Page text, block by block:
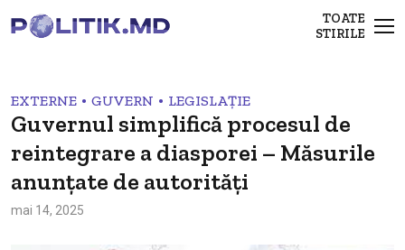
TOATE
STIRILE
EXTERNE • GUVERN • LEGISLAȚIE
Guvernul simplifică procesul de
reintegrare a diasporei – Măsurile
anunţate de autorități
mai 14, 2025